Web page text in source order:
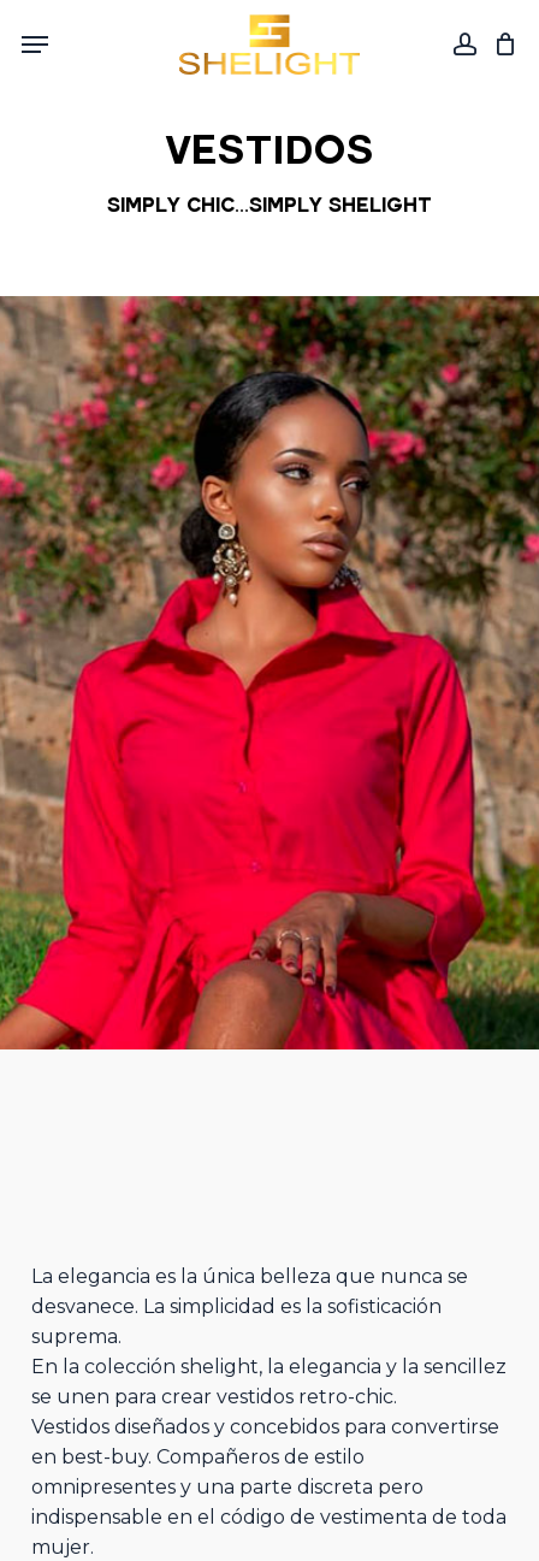
Menu
Close
VESTIDOS
Simply Chic...Simply Shelight
La elegancia es la única belleza que nunca se
desvanece. La simplicidad es la sofisticación
suprema.
En la colección shelight, la elegancia y la sencillez
se unen para crear vestidos retro-chic.
Vestidos diseñados y concebidos para convertirse
en best-buy. Compañeros de estilo
omnipresentes y una parte discreta pero
indispensable en el código de vestimenta de toda
mujer.